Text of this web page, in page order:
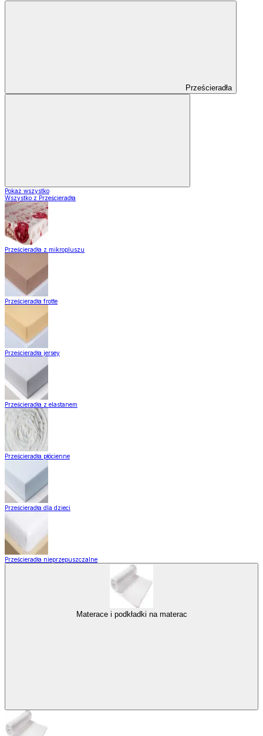
Prześcieradła
Pokaż wszystko
Wszystko z Prześcieradła
Prześcieradła z mikropluszu
Prześcieradła frotte
Prześcieradła jersey
Prześcieradła z elastanem
Prześcieradła płócienne
Prześcieradła dla dzieci
Prześcieradła nieprzepuszczalne
Materace i podkładki na materac